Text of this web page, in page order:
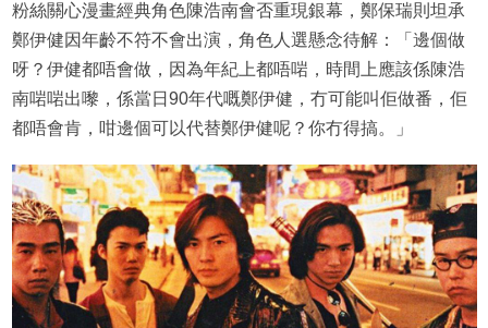
粉絲關心漫畫經典角色陳浩南會否重現銀幕，鄭保瑞則坦承
鄭伊健因年齡不符不會出演，角色人選懸念待解：「邊個做
呀？伊健都唔會做，因為年紀上都唔啱，時間上應該係陳浩
南啱啱出嚟，係當日90年代嘅鄭伊健，冇可能叫佢做番，佢
都唔會肯，咁邊個可以代替鄭伊健呢？你冇得搞。」